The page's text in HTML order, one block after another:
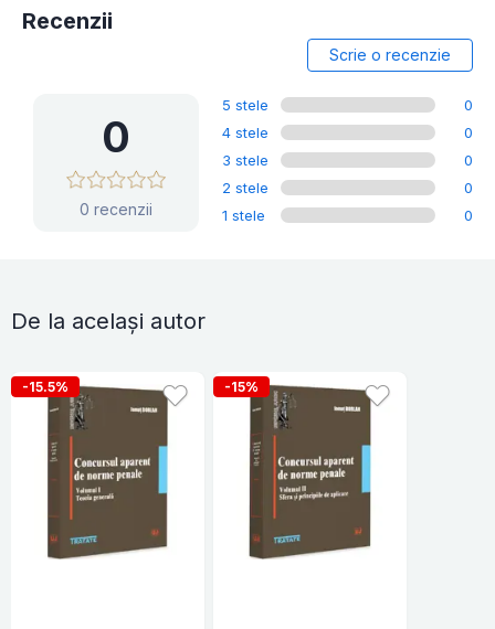
Recenzii
Scrie o recenzie
0
0 recenzii
5 stele
0
4 stele
0
3 stele
0
2 stele
0
1 stele
0
De la același autor
-15.5% -15%